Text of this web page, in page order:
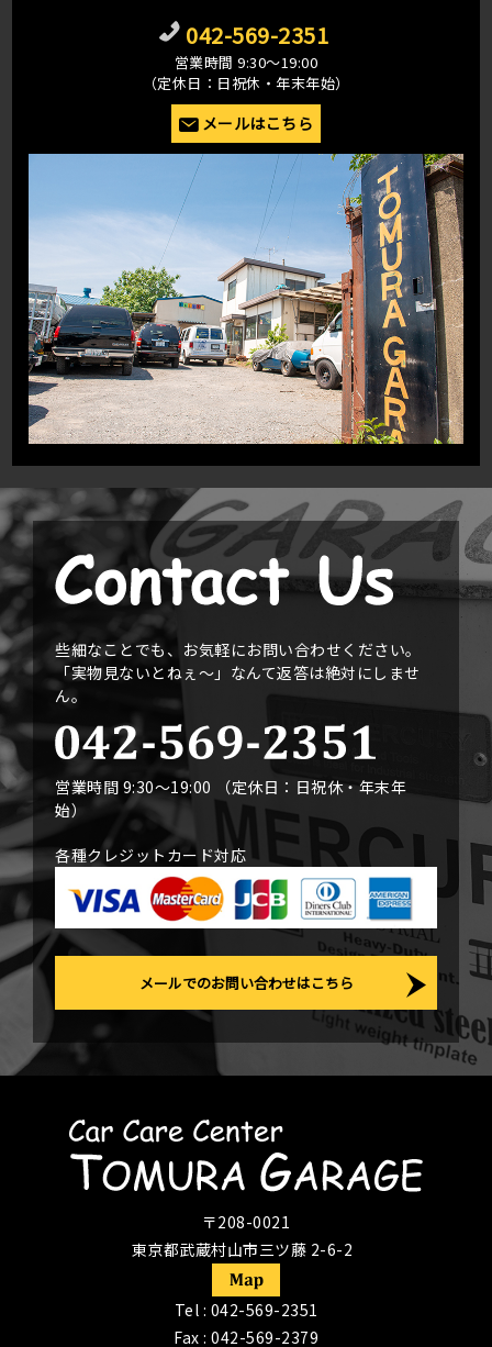
042-569-2351
営業時間 9:30〜19:00
（定休日：日祝休・年末年始）
メールはこちら
些細なことでも、お気軽にお問い合わせください。
「実物見ないとねぇ〜」なんて返答は絶対にしませ
ん。
営業時間 9:30〜19:00 （定休日：日祝休・年末年
始）
各種クレジットカード対応
メールでのお問い合わせはこちら
〒208-0021
東京都武蔵村山市三ツ藤 2-6-2
Tel : 042-569-2351
Fax : 042-569-2379